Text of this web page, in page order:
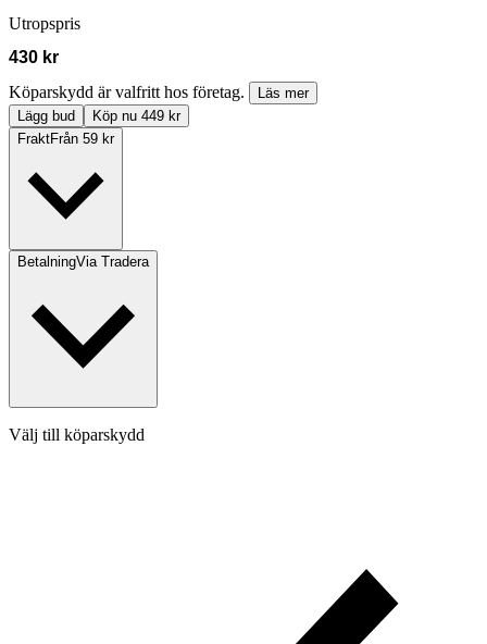
Utropspris
430 kr
Köparskydd är valfritt hos företag.
Läs mer
Lägg bud
Köp nu 449 kr
FraktFrån 59 kr
BetalningVia Tradera
Välj till köparskydd